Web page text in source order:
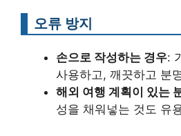
오류 방지
손으로 작성하는 경우:
사용하고, 깨끗하고 분
해외 여행 계획이 있는
성을 채워넣는 것도 유